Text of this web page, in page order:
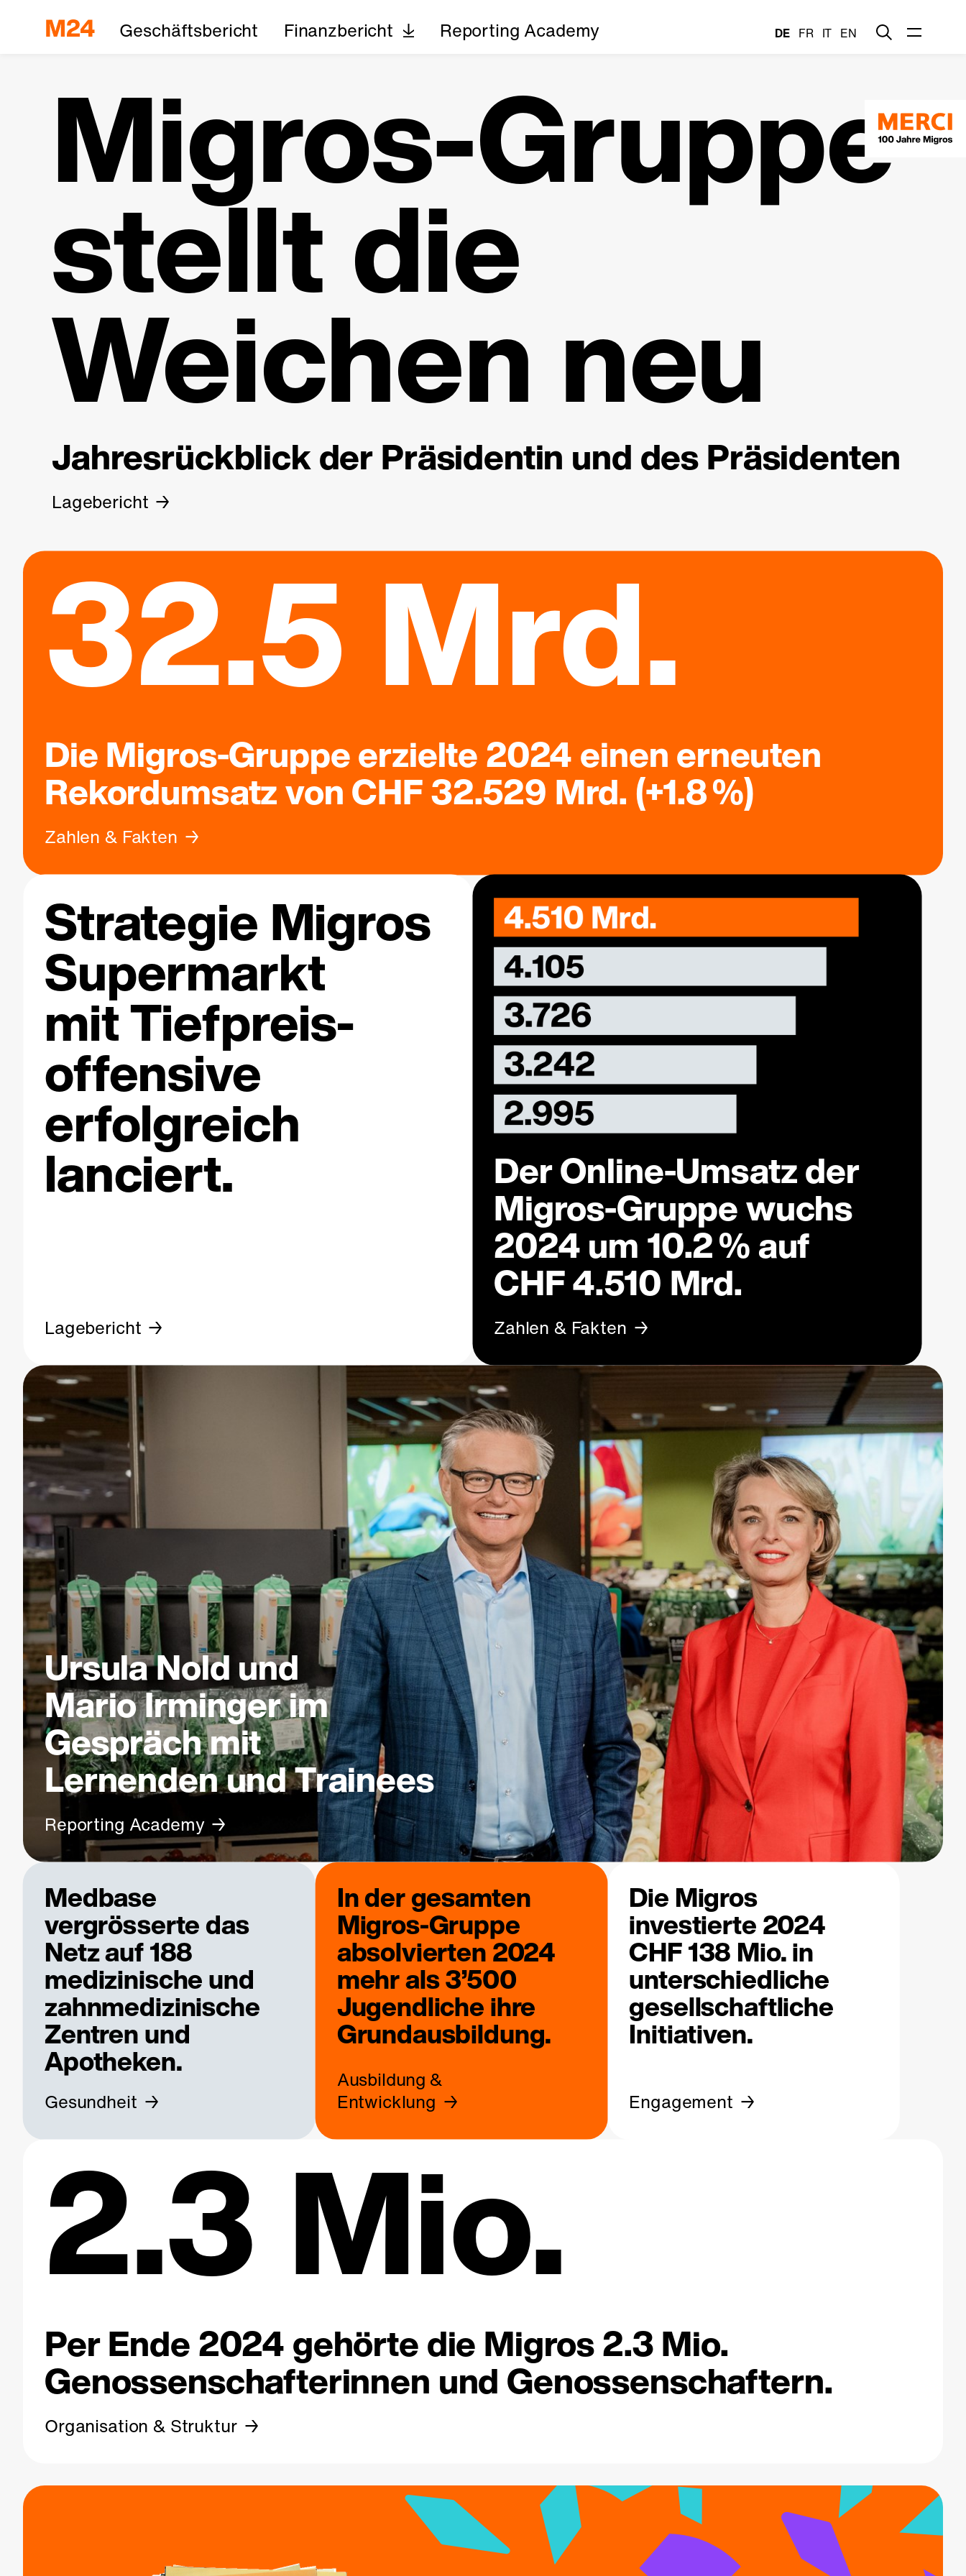
Geschäftsbericht Finanzbericht Reporting Academy DE FR IT EN
Migros-Gruppe
stellt die
Weichen neu
Jahresrückblick der Präsidentin und des Präsidenten
Lagebericht
32.5 Mrd.
Die Migros-Gruppe erzielte 2024 einen erneuten
Rekordumsatz von CHF 32.529 Mrd. (+1.8 %)
Zahlen & Fakten
Strategie Migros
Supermarkt
mit Tiefpreis-
offensive
erfolgreich
lanciert.
Lagebericht
Der Online-Umsatz der
Migros-Gruppe wuchs
2024 um 10.2 % auf
CHF 4.510 Mrd.
Zahlen & Fakten
Ursula Nold und
Mario Irminger im
Gespräch mit
Lernenden und Trainees
Reporting Academy
Medbase
vergrösserte das
Netz auf 188
medizinische und
zahnmedizinische
Zentren und
Apotheken.
Gesundheit
In der gesamten
Migros-Gruppe
absolvierten 2024
mehr als 3’500
Jugendliche ihre
Grundausbildung.
Ausbildung &
Entwicklung
Die Migros
investierte 2024
CHF 138 Mio. in
unterschiedliche
gesellschaftliche
Initiativen.
Engagement
2.3 Mio.
Per Ende 2024 gehörte die Migros 2.3 Mio.
Genossenschafterinnen und Genossenschaftern.
Organisation & Struktur